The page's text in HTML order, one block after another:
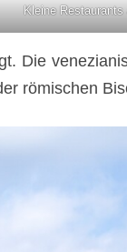
Kleine
Die
römischen